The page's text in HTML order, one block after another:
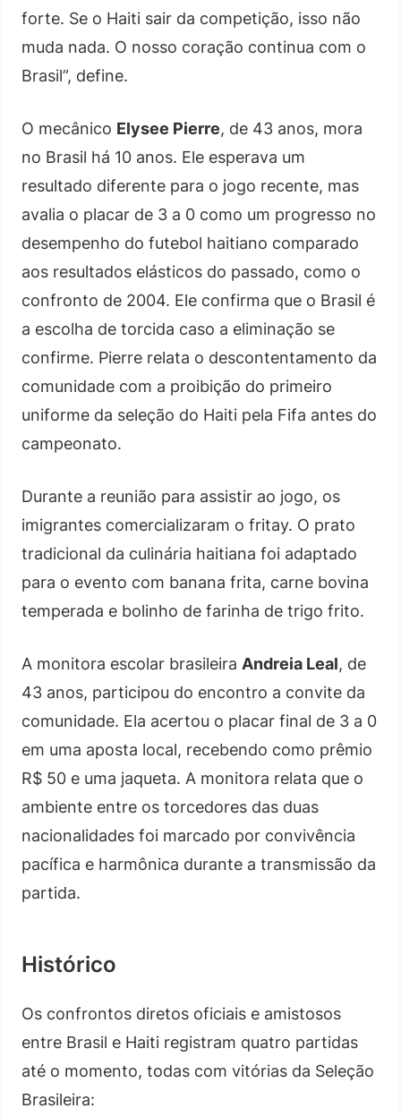
forte. Se o Haiti sair da competição, isso não
muda nada. O nosso coração continua com o
Brasil”, define.
O mecânico Elysee Pierre, de 43 anos, mora
no Brasil há 10 anos. Ele esperava um
resultado diferente para o jogo recente, mas
avalia o placar de 3 a 0 como um progresso no
desempenho do futebol haitiano comparado
aos resultados elásticos do passado, como o
confronto de 2004. Ele confirma que o Brasil é
a escolha de torcida caso a eliminação se
confirme. Pierre relata o descontentamento da
comunidade com a proibição do primeiro
uniforme da seleção do Haiti pela Fifa antes do
campeonato.
Durante a reunião para assistir ao jogo, os
imigrantes comercializaram o fritay. O prato
tradicional da culinária haitiana foi adaptado
para o evento com banana frita, carne bovina
temperada e bolinho de farinha de trigo frito.
A monitora escolar brasileira Andreia Leal, de
43 anos, participou do encontro a convite da
comunidade. Ela acertou o placar final de 3 a 0
em uma aposta local, recebendo como prêmio
R$ 50 e uma jaqueta. A monitora relata que o
ambiente entre os torcedores das duas
nacionalidades foi marcado por convivência
pacífica e harmônica durante a transmissão da
partida.
Histórico
Os confrontos diretos oficiais e amistosos
entre Brasil e Haiti registram quatro partidas
até o momento, todas com vitórias da Seleção
Brasileira: